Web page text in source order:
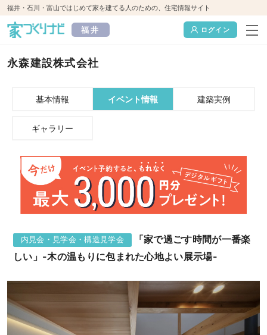
福井・石川・富山ではじめて家を建てる人のための、住宅情報サイト
福井 ログイン
永森建設株式会社
基本情報 イベント情報 建築実例
ギャラリー
内見会・見学会・構造見学会
「家で過ごす時間が一番楽
しい」-木の温もりに包まれた心地よい展示場-